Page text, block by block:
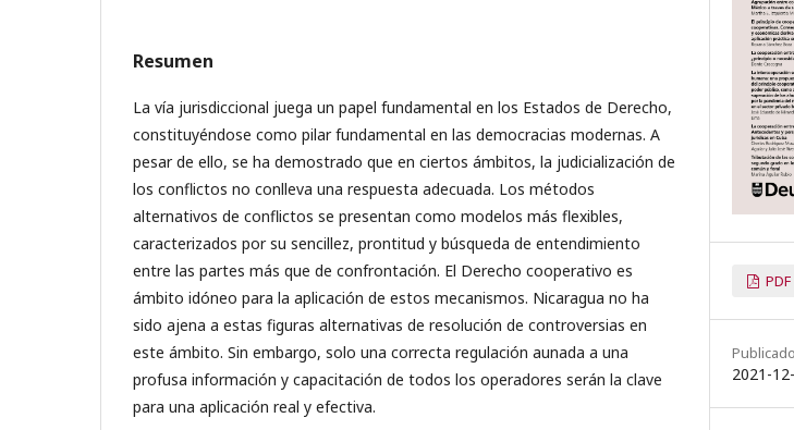
Resumen
La vía jurisdiccional juega un papel fundamental en los Estados de Derecho,
constituyéndose como pilar fundamental en las democracias modernas. A
pesar de ello, se ha demostrado que en ciertos ámbitos, la judicialización de
los conflictos no conlleva una respuesta adecuada. Los métodos
alternativos de conflictos se presentan como modelos más flexibles,
caracterizados por su sencillez, prontitud y búsqueda de entendimiento
entre las partes más que de confrontación. El Derecho cooperativo es
ámbito idóneo para la aplicación de estos mecanismos. Nicaragua no ha
sido ajena a estas figuras alternativas de resolución de controversias en
este ámbito. Sin embargo, solo una correcta regulación aunada a una
profusa información y capacitación de todos los operadores serán la clave
para una aplicación real y efectiva.
PDF
Publicado
2021-